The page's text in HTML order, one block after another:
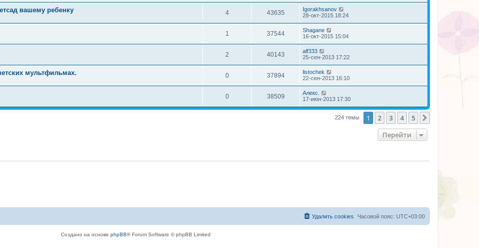
вашему ребенку 4 43635
Igorakhsanov
28-окт-2015 18:24
1 37544
Shagane
16-окт-2015 15:04
2 40143
alf333
25-сен-2013 17:22
мультфильмах. 0 37894
listochek
22-сен-2013 16:10
0 38509
Алекс.
17-июн-2013 17:30
224 темы 1 2 3 4 5
Перейти
Часовой пояс: UTC+03:00
Удалить cookies
Создано на основе phpBB® Forum Software © phpBB Limited